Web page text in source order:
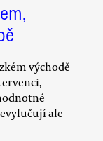
východě
ale